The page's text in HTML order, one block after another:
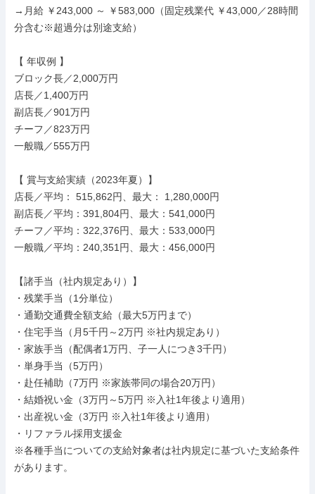
→月給 ￥243,000 ～ ￥583,000（固定残業代 ￥43,000／28時間
分含む※超過分は別途支給）
【 年収例 】
ブロック長／2,000万円
店長／1,400万円
副店長／901万円
チーフ／823万円
一般職／555万円
【 賞与支給実績（2023年夏）】
店長／平均： 515,862円、最大： 1,280,000円
副店長／平均：391,804円、最大：541,000円
チーフ／平均：322,376円、最大：533,000円
一般職／平均：240,351円、最大：456,000円
【諸手当（社内規定あり）】
・残業手当（1分単位）
・通勤交通費全額支給（最大5万円まで）
・住宅手当（月5千円～2万円 ※社内規定あり）
・家族手当（配偶者1万円、子一人につき3千円）
・単身手当（5万円）
・赴任補助（7万円 ※家族帯同の場合20万円）
・結婚祝い金（3万円～5万円 ※入社1年後より適用）
・出産祝い金（3万円 ※入社1年後より適用）
・リファラル採用支援金
※各種手当についての支給対象者は社内規定に基づいた支給条件
があります。